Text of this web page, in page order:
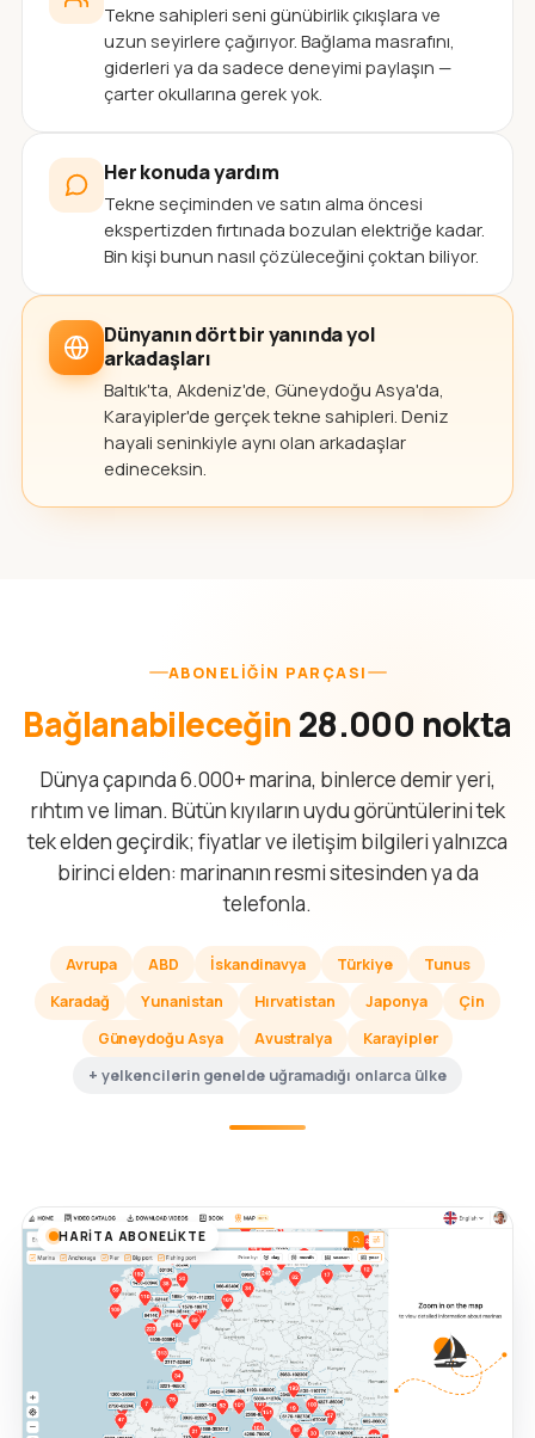
Tekne sahipleri seni günübirlik çıkışlara ve
uzun seyirlere çağırıyor. Bağlama masrafını,
giderleri ya da sadece deneyimi paylaşın —
çarter okullarına gerek yok.
Her konuda yardım
Tekne seçiminden ve satın alma öncesi
ekspertizden fırtınada bozulan elektriğe kadar.
Bin kişi bunun nasıl çözüleceğini çoktan biliyor.
Dünyanın dört bir yanında yol
arkadaşları
Baltık'ta, Akdeniz'de, Güneydoğu Asya'da,
Karayipler'de gerçek tekne sahipleri. Deniz
hayali seninkiyle aynı olan arkadaşlar
edineceksin.
ABONELIĞIN PARÇASI
Bağlanabileceğin 28.000 nokta
Dünya çapında 6.000+ marina, binlerce demir yeri,
rıhtım ve liman. Bütün kıyıların uydu görüntülerini tek
tek elden geçirdik; fiyatlar ve iletişim bilgileri yalnızca
birinci elden: marinanın resmi sitesinden ya da
telefonla.
Avrupa ABD İskandinavya Türkiye
Tunus
Karadağ
Yunanistan Hırvatistan Japonya
Çin
Güneydoğu Asya
Avustralya
Karayipler
+ yelkencilerin genelde uğramadığı onlarca ülke
HARITA ABONELIKTE